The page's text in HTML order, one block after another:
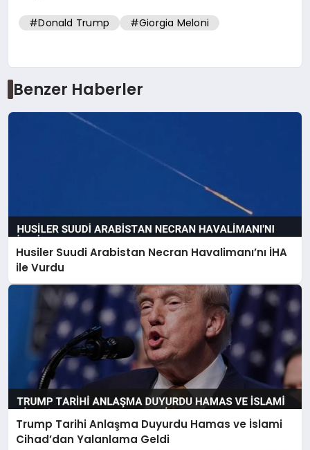
#Donald Trump #Giorgia Meloni
Benzer Haberler
Husiler Suudi Arabistan Necran Havalimanı’nı İHA
ile Vurdu
Trump Tarihi Anlaşma Duyurdu Hamas ve İslami
Cihad’dan Yalanlama Geldi